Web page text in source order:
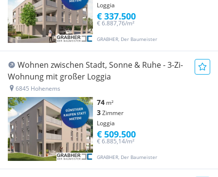
Loggia
GRABHER, Der Baumeister
€ 6.887,76/m²
€ 337.500
Wohnen zwischen Stadt, Sonne & Ruhe - 3-Zi-
Wohnung mit großer Loggia
6845 Hohenems
74 m²
3Zimmer
Loggia
GRABHER, Der Baumeister
€ 6.885,14/m²
€ 509.500